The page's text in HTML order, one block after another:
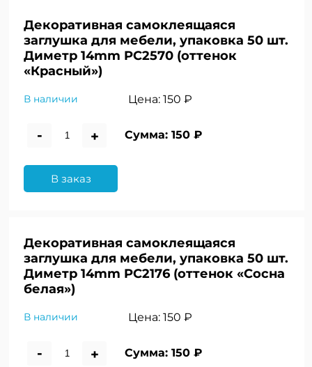
Декоративная самоклеящаяся
заглушка для мебели, упаковка 50 шт.
Диметр 14mm PC2570 (оттенок
«Красный»)
В наличии Цена:150 ₽
- + Сумма:150 ₽
В заказ
Декоративная самоклеящаяся
заглушка для мебели, упаковка 50 шт.
Диметр 14mm PC2176 (оттенок «Сосна
белая»)
В наличии Цена:150 ₽
- + Сумма:150 ₽